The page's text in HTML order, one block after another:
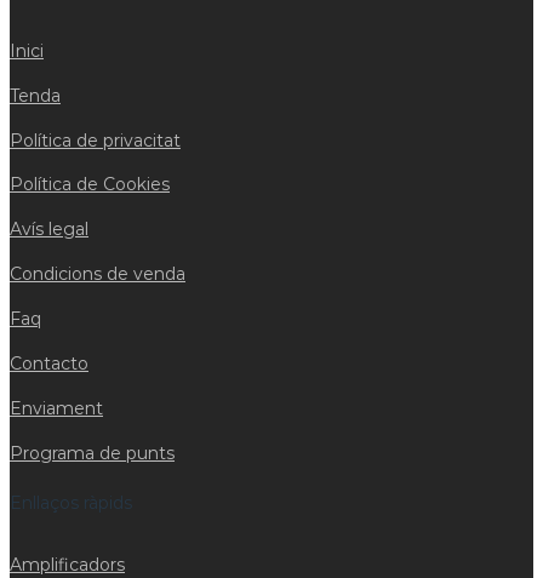
Inici
Tenda
Política de privacitat
Política de Cookies
Avís legal
Condicions de venda
Faq
Contacto
Enviament
Programa de punts
Enllaços ràpids
Amplificadors